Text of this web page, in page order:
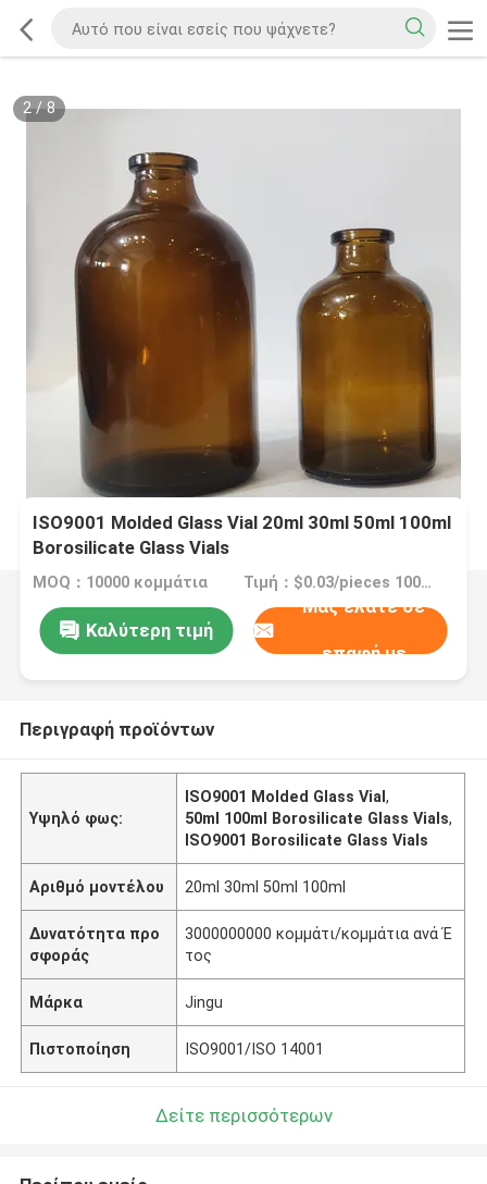
2/8
ISO9001 Molded Glass Vial 20ml 30ml 50ml 100ml
Borosilicate Glass Vials
MOQ：10000 κομμάτια Τιμή：$0.03/pieces 10000-299999 pieces
Καλύτερη τιμή
Μας ελάτε σε
επαφή με
Περιγραφή προϊόντων
Υψηλό φως:
ISO9001 Molded Glass Vial,
50ml 100ml Borosilicate Glass Vials,
ISO9001 Borosilicate Glass Vials
Αριθμό μοντέλου 20ml 30ml 50ml 100ml
Δυνατότητα προ
σφοράς
3000000000 κομμάτι/κομμάτια ανά Έ
τος
Μάρκα Jingu
Πιστοποίηση ISO9001/ISO 14001
Δείτε περισσότερων